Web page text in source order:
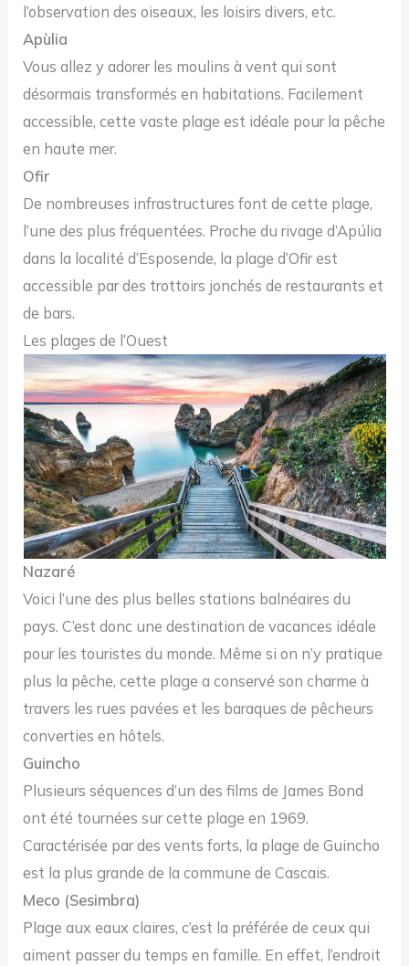
l’observation des oiseaux, les loisirs divers, etc.
Apùlia
Vous allez y adorer les moulins à vent qui sont
désormais transformés en habitations. Facilement
accessible, cette vaste plage est idéale pour la pêche
en haute mer.
Ofir
De nombreuses infrastructures font de cette plage,
l’une des plus fréquentées. Proche du rivage d’Apúlia
dans la localité d’Esposende, la plage d’Ofir est
accessible par des trottoirs jonchés de restaurants et
de bars.
Les plages de l’Ouest
Nazaré
Voici l’une des plus belles stations balnéaires du
pays. C’est donc une destination de vacances idéale
pour les touristes du monde. Même si on n’y pratique
plus la pêche, cette plage a conservé son charme à
travers les rues pavées et les baraques de pêcheurs
converties en hôtels.
Guincho
Plusieurs séquences d’un des films de James Bond
ont été tournées sur cette plage en 1969.
Caractérisée par des vents forts, la plage de Guincho
est la plus grande de la commune de Cascais.
Meco (Sesimbra)
Plage aux eaux claires, c’est la préférée de ceux qui
aiment passer du temps en famille. En effet, l’endroit